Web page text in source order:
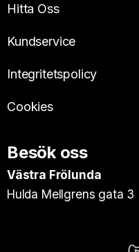
Hitta Oss
Kundservice
Integritetspolicy
Cookies
Besök oss
Västra Frölunda
Hulda Mellgrens gata 3